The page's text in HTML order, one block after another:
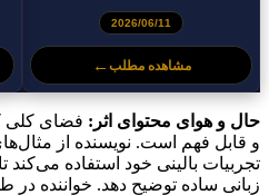
2026/06/11
مشاهده مطلب ←
حال و هوای محتوای اثر: فضای کلی
و قابل فهم است. نویسنده از
تجربیات بالینی خود استفاده می‌کند
زبانی ساده توضیح دهد. خواننده